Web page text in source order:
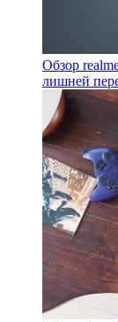
Обзор
лишней